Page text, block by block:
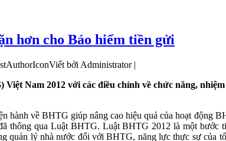
hơn cho Bảo hiểm tiền gửi
Viết bởi Administrator |
Nam 2012 với các điều chỉnh về chức năng,
hành về BHTG giúp nâng cao hiệu quả của hoạt động
thông qua Luật BHTG. Luật BHTG 2012 là một bước
quản lý nhà nước đối với BHTG, năng lực thực sự